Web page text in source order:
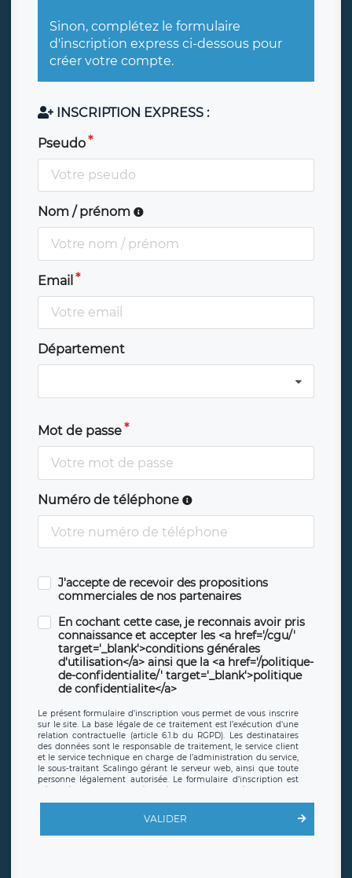
Sinon, complétez le formulaire
d'inscription express ci-dessous pour
créer votre compte.
INSCRIPTION EXPRESS :
Pseudo
Nom / prénom
Email
Département
Mot de passe
Numéro de téléphone
J'accepte de recevoir des propositions
commerciales de nos partenaires
En cochant cette case, je reconnais avoir pris
connaissance et accepter les <a href='/cgu/'
target='_blank'>conditions générales
d'utilisation</a> ainsi que la <a href='/politique-
de-confidentialite/' target='_blank'>politique
de confidentialite</a>
Le présent formulaire d’inscription vous permet de vous inscrire
sur le site. La base légale de ce traitement est l’exécution d’une
relation contractuelle (article 6.1.b du RGPD). Les destinataires
des données sont le responsable de traitement, le service client
et le service technique en charge de l’administration du service,
le sous-traitant Scalingo gérant le serveur web, ainsi que toute
personne légalement autorisée. Le formulaire d’inscription est
offrant desclauses de protection conformes au RGPD. Les
en sollicite la suppression, étant entendu que vous pouvez
demander la suppression de vos données et retirer votre
VALIDER